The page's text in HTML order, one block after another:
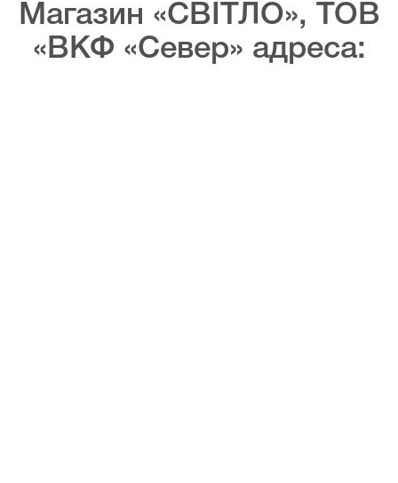
Магазин «СВІТЛО», ТОВ
«ВКФ «Север» адреса: